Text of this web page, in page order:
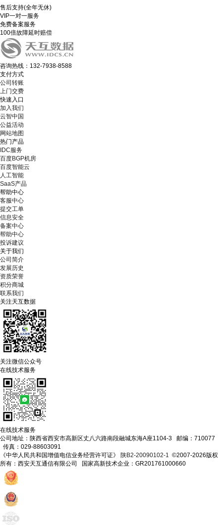
售后支持(全年无休)
VIP一对一服务
免费备案服务
100倍故障延时赔偿
咨询热线：132-7938-8588
支付方式
公司转账
上门交费
快速入口
加入我们
云智中国
公益活动
网站地图
热门产品
IDC服务
百度BGP机房
百度智能云
人工智能
SaaS产品
帮助中心
客服中心
提交工单
信息安全
备案中心
帮助中心
投诉建议
关于我们
公司简介
发展历史
资质荣誉
积分商城
联系我们
关注天互数据
关注微信公众号
在线技术服务
在线技术服务
公司地址：陕西省西安市高新区丈八六路南段融城东海A座1104-3 邮编：710077
传真：029-88603091
《中华人民共和国增值电信业务经营许可证》 陕B2-20090102-1
©2007-2026版权
所有：西安天互通信有限公司 国家高新技术企业：GR201761000660